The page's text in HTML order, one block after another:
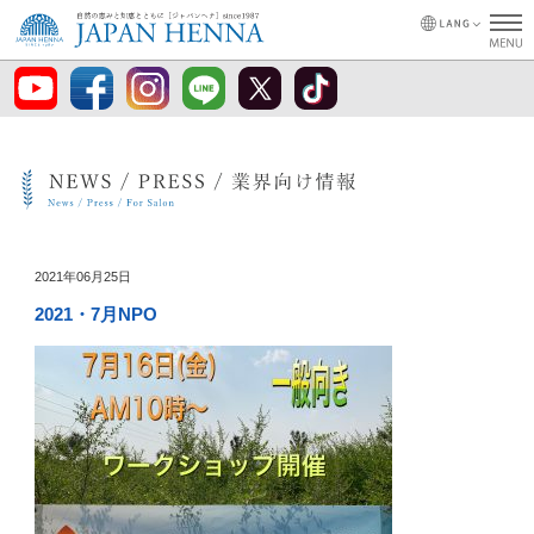
2021年06月25日
2021・7月NPO